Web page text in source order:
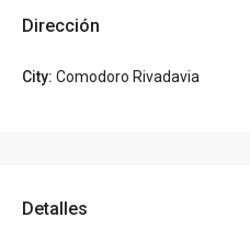
Dirección
City: Comodoro Rivadavia
Detalles